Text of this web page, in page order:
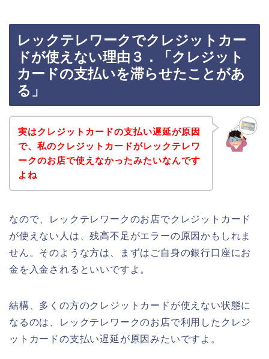
レックテレワークでクレジットカー
ドが使えない理由３．「クレジット
カードの支払いを滞らせたことがあ
る」
実はクレジットカードの支払い遅延が原因
で、私のクレジットカードがレックテレワ
ークのお店で使えなかったみたいなんです
よね
なので、レックテレワークのお店でクレジットカード
が使えない人は、残高不足がエラーの原因かもしれま
せん。そのような方は、まずはご自身の銀行口座にお
金を入金されるといいですよ。
結構、多くの方のクレジットカードが使えない状態に
なるのは、レックテレワークのお店で利用したクレジ
ットカードの支払い遅延が原因みたいですよ。